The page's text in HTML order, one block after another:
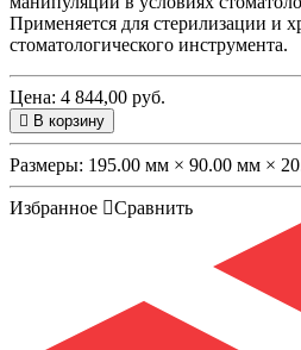
Применяется для стерилизации и
стоматологического инструмента.
Цена: 4 844,00 руб.
В корзину
Размеры: 195.00 мм × 90.00 мм ×
Избранное Сравнить